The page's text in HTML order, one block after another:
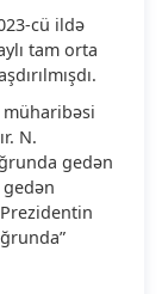
cü ildə
tam orta
N.
gedən